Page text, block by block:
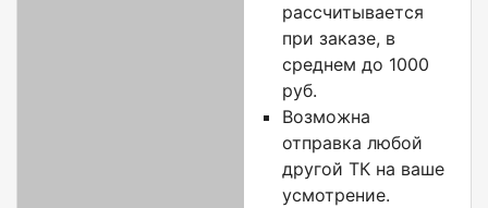
рассчитывается
при заказе, в
среднем до 1000
руб.
Возможна
отправка любой
другой ТК на ваше
усмотрение.